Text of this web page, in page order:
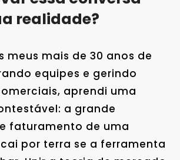
realidade?
meus mais de 30 anos de
equipes e gerindo
aprendi uma
a grande
faturamento de uma
por terra se a ferramenta